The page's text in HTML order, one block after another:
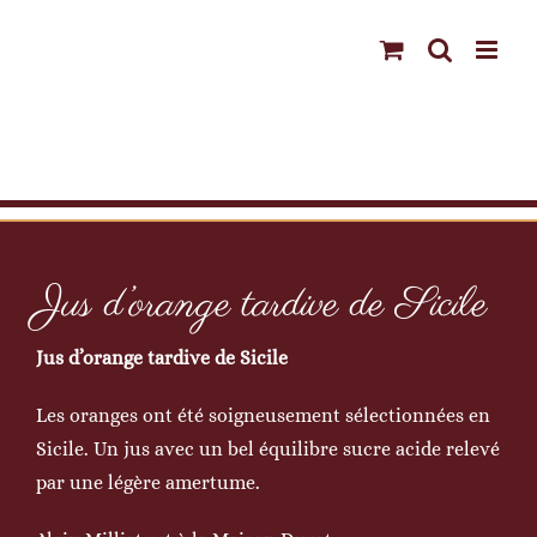
Jus d’orange tardive de Sicile
Jus d’orange tardive de Sicile
Les oranges ont été soigneusement sélectionnées en
Sicile. Un jus avec un bel équilibre sucre acide relevé
par une légère amertume.